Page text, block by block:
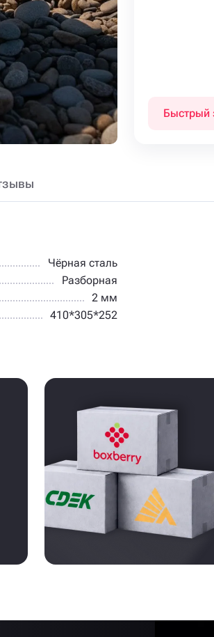
Быстрый
Чёрная сталь
Разборная
2 мм
410*305*252